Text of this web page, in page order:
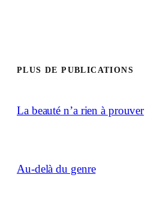
PLUS DE PUBLICATIONS
La beauté n’a rien à prouver
Au-delà du genre